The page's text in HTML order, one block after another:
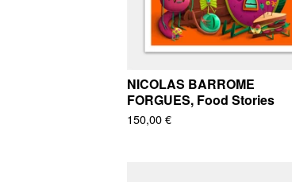
NICOLAS BARROME
FORGUES, Food Stories
150,00€